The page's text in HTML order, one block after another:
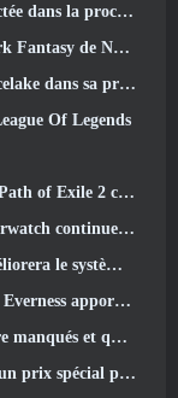
mise à jour d'Eterspire
pendant le Steam Next Fest
mise à jour Steampunk
Of Legends
2 ce week-end
Année anniversaire
système d'usine
beaucoup à la table
du Steam Ocean Fest
100 000 $ dans le jeu